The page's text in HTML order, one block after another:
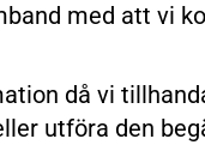
med att vi
då vi
utföra den